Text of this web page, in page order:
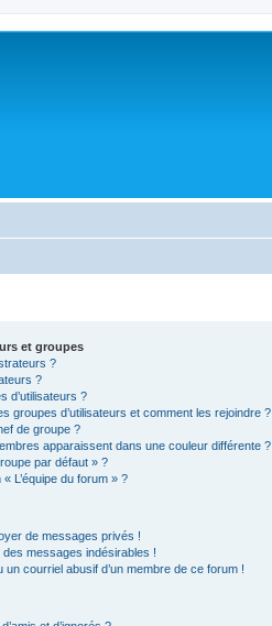
et groupes
?
?
d’utilisateurs ?
groupes d’utilisateurs et comment les rejoindre ?
de groupe ?
apparaissent dans une couleur différente ?
par défaut » ?
L’équipe du forum » ?
de messages privés !
messages indésirables !
un courriel abusif d’un membre de ce forum !